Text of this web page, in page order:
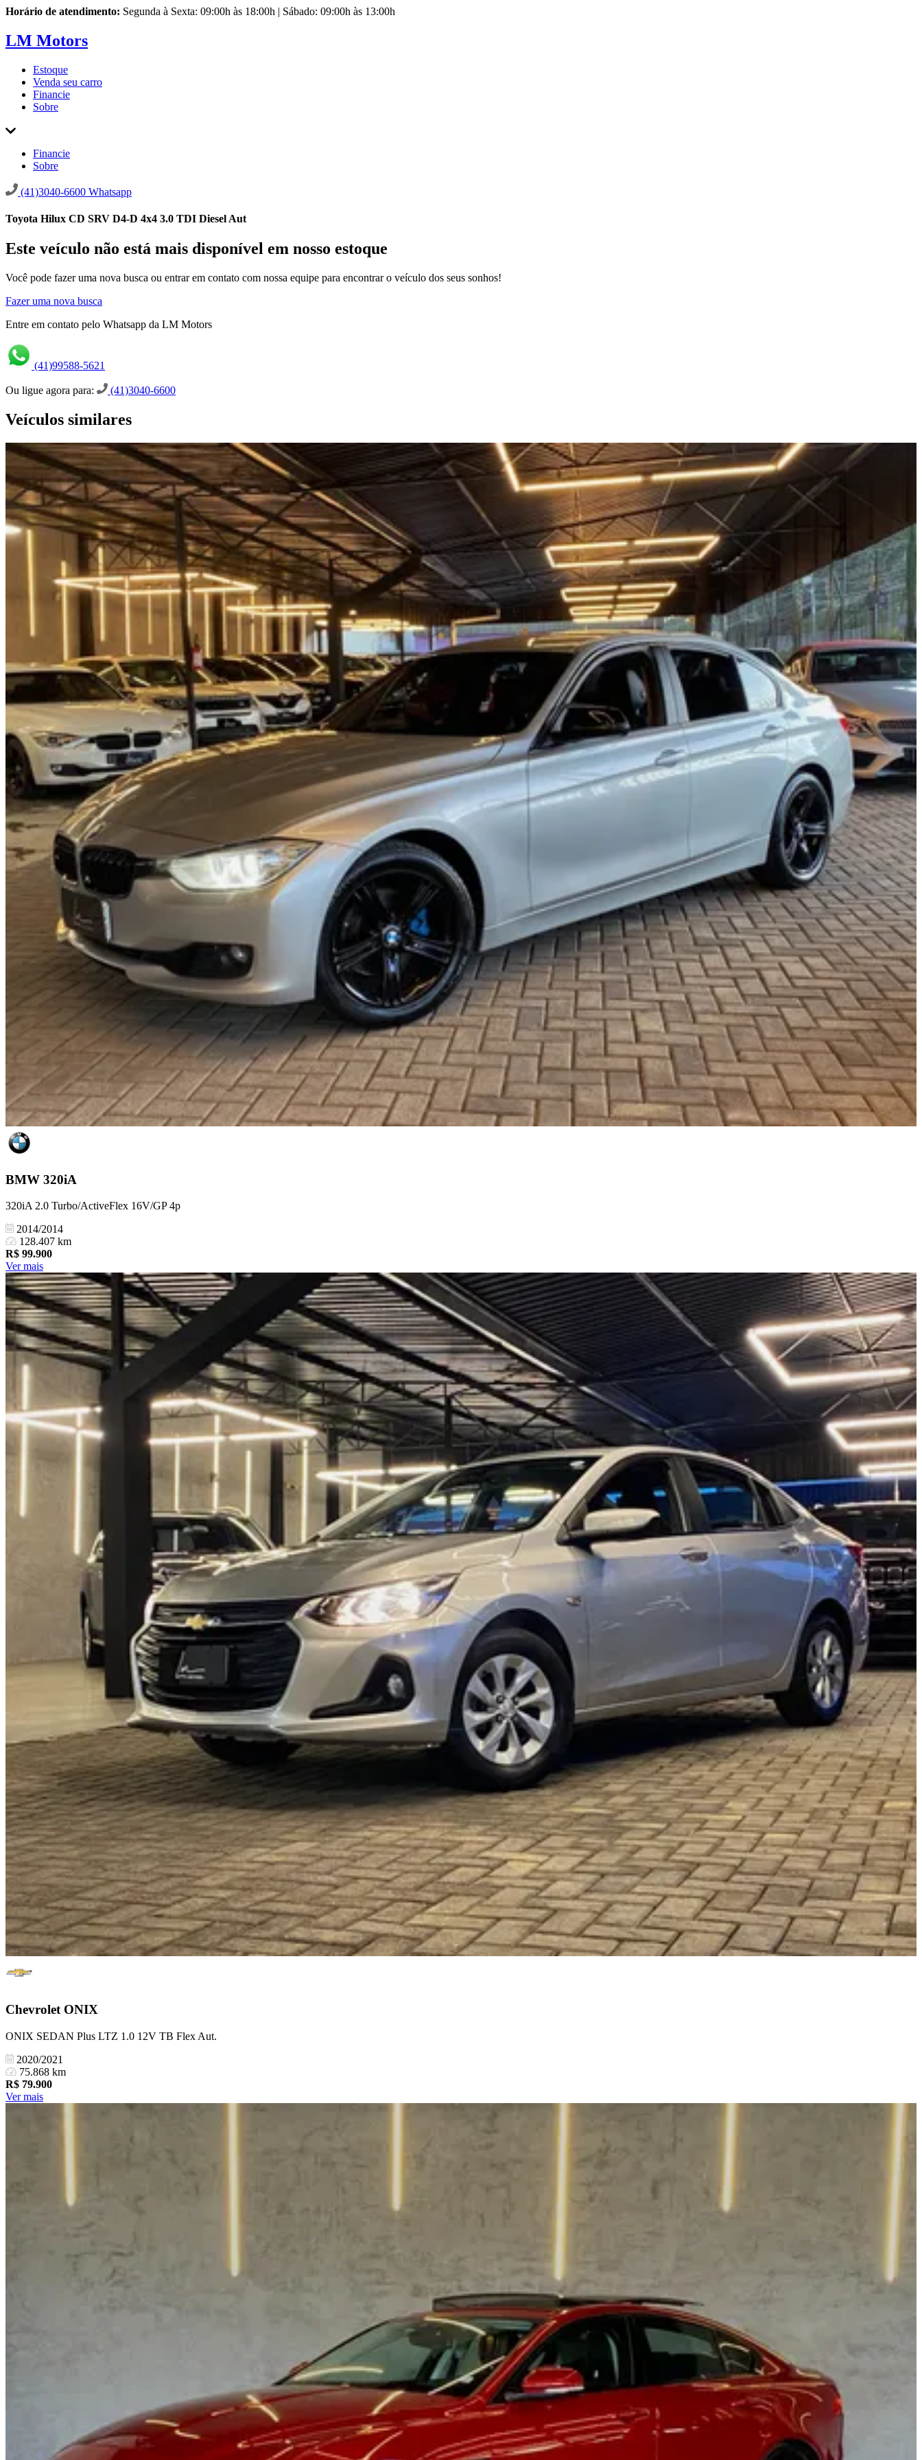
Horário de atendimento: Segunda à Sexta: 09:00h às 18:00h | Sábado: 09:00h às 13:00h
LM Motors
Estoque
Venda seu carro
Financie
Sobre
Financie
Sobre
(41)3040-6600 Whatsapp
Toyota Hilux CD SRV D4-D 4x4 3.0 TDI Diesel Aut
Este veículo não está mais disponível em nosso estoque
Você pode fazer uma nova busca ou entrar em contato com nossa equipe para encontrar o veículo dos seus sonhos!
Fazer uma nova busca
Entre em contato pelo Whatsapp da LM Motors
(41)99588-5621
Ou ligue agora para: (41)3040-6600
Veículos similares
BMW 320iA
320iA 2.0 Turbo/ActiveFlex 16V/GP 4p
2014/2014
128.407 km
R$ 99.900
Ver mais
Chevrolet ONIX
ONIX SEDAN Plus LTZ 1.0 12V TB Flex Aut.
2020/2021
75.868 km
R$ 79.900
Ver mais